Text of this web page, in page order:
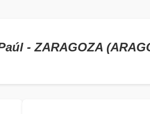
- ZARAGOZA